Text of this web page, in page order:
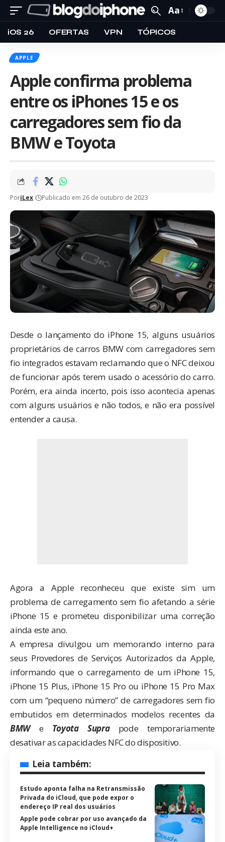
Aa
iOS 26 OFERTAS VPN TÓPICOS
APPLE
Apple confirma problema
entre os iPhones 15 e os
carregadores sem fio da
BMW e Toyota
PoriLex Publicado em 26 de outubro de 2023
Desde o lançamento do iPhone 15, alguns usuários
proprietários de carros BMW com carregadores sem
fio integrados estavam reclamando que o NFC deixou
de funcionar após terem usado o acessório do carro.
Porém, era ainda incerto, pois isso acontecia apenas
com alguns usuários e não todos, e não era possível
entender a causa.
Agora a Apple reconheceu que existe sim um
problema de carregamento sem fio afetando a série
iPhone 15 e prometeu disponibilizar uma correção
ainda este ano.
A empresa divulgou um memorando interno para
seus Provedores de Serviços Autorizados da Apple,
informando que o carregamento de um iPhone 15,
iPhone 15 Plus, iPhone 15 Pro ou iPhone 15 Pro Max
com um “pequeno número” de carregadores sem fio
embutidos em determinados modelos recentes da
BMWe Toyota Suprapode temporariamente
desativar as capacidades NFC do dispositivo.
Leia também:
Estudo aponta falha na Retransmissão
Privada do iCloud, que pode expor o
endereço IP real dos usuários
Apple pode cobrar por uso avançado da
Apple Intelligence no iCloud+